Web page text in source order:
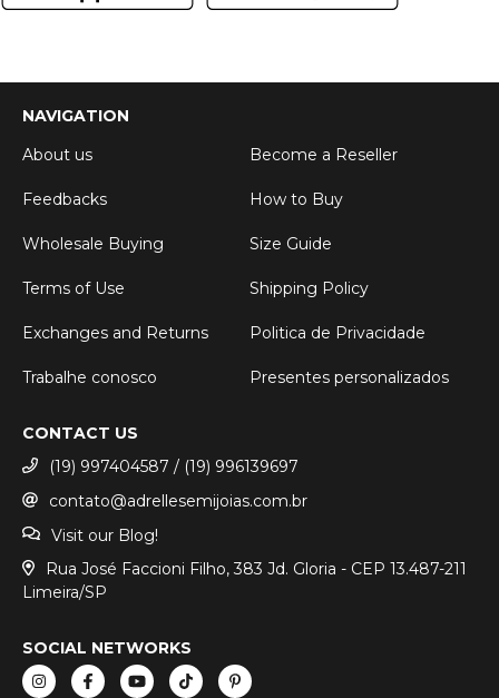
NAVIGATION
About us
Become a Reseller
Feedbacks How to Buy
Wholesale Buying Size Guide
Terms of Use Shipping Policy
Exchanges and Returns Politica de Privacidade
Trabalhe conosco Presentes personalizados
CONTACT US
(19) 997404587 / (19) 996139697
contato@adrellesemijoias.com.br
Visit our Blog!
Rua José Faccioni Filho, 383 Jd. Gloria - CEP 13.487-211
Limeira/SP
SOCIAL NETWORKS